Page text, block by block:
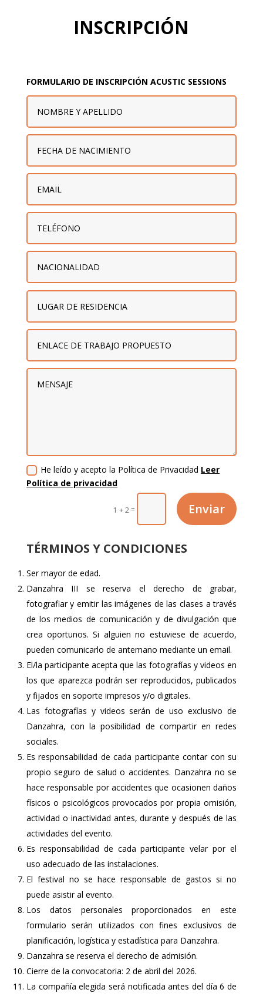
INSCRIPCIÓN
FORMULARIO DE INSCRIPCIÓN ACUSTIC SESSIONS
He leído y acepto la Política de Privacidad Leer
Política de privacidad
1 + 2= Enviar
TÉRMINOS Y CONDICIONES
Ser mayor de edad.
Danzahra III se reserva el derecho de grabar,
fotografiar y emitir las imágenes de las clases a través
de los medios de comunicación y de divulgación que
crea oportunos. Si alguien no estuviese de acuerdo,
pueden comunicarlo de antemano mediante un email.
El/la participante acepta que las fotografías y videos en
los que aparezca podrán ser reproducidos, publicados
y fijados en soporte impresos y/o digitales.
Las fotografías y videos serán de uso exclusivo de
Danzahra, con la posibilidad de compartir en redes
sociales.
Es responsabilidad de cada participante contar con su
propio seguro de salud o accidentes. Danzahra no se
hace responsable por accidentes que ocasionen daños
físicos o psicológicos provocados por propia omisión,
actividad o inactividad antes, durante y después de las
actividades del evento.
Es responsabilidad de cada participante velar por el
uso adecuado de las instalaciones.
El festival no se hace responsable de gastos si no
puede asistir al evento.
Los datos personales proporcionados en este
formulario serán utilizados con fines exclusivos de
planificación, logística y estadística para Danzahra.
Danzahra se reserva el derecho de admisión.
Cierre de la convocatoria: 2 de abril del 2026.
La compañía elegida será notificada antes del día 6 de